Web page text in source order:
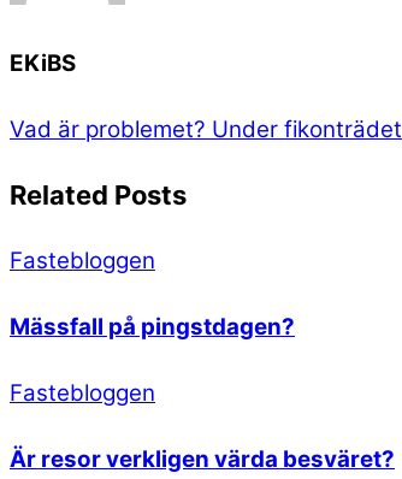
EKiBS
Vad är problemet? Under fikonträdet
Related Posts
Fastebloggen
Mässfall på pingstdagen?
Fastebloggen
Är resor verkligen värda besväret?